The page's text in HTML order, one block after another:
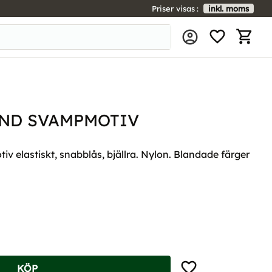
Priser visas inkl. moms
SVAMPMOTIV
elastiskt, snabblås, bjällra. Nylon. Blandade färger
KÖP Lägg till i favoriter